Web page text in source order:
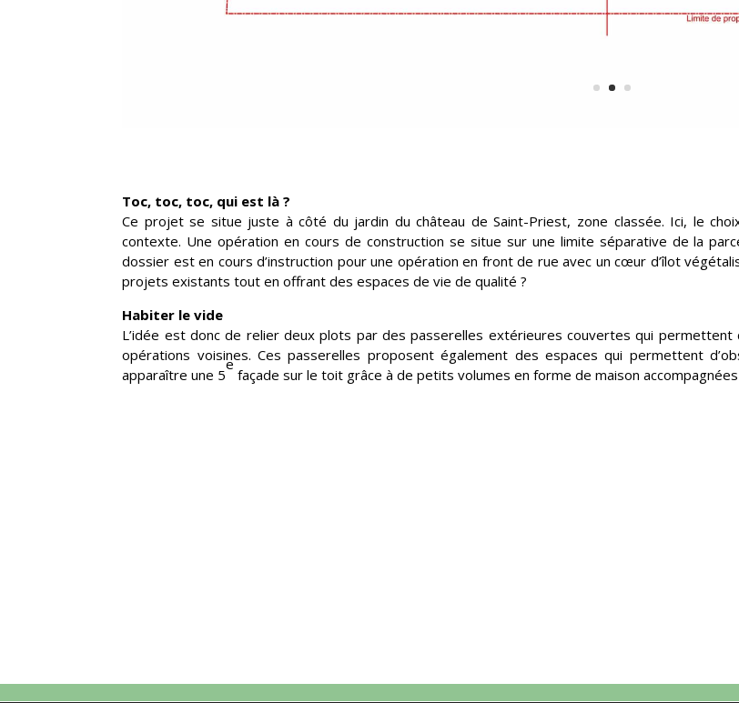
Toc, toc, toc, qui est là ?
Ce projet se situe juste à côté du jardin du château de Saint-Priest, zone classée. Ici, le
contexte. Une opération en cours de construction se situe sur une limite séparative de la
dossier est en cours d’instruction pour une opération en front de rue avec un cœur d’îlot
projets existants tout en offrant des espaces de vie de qualité ?
Habiter le vide
L’idée est donc de relier deux plots par des passerelles extérieures couvertes qui
opérations voisines. Ces passerelles proposent également des espaces qui permettent
apparaître une 5
e
façade sur le toit grâce à de petits volumes en forme de maison